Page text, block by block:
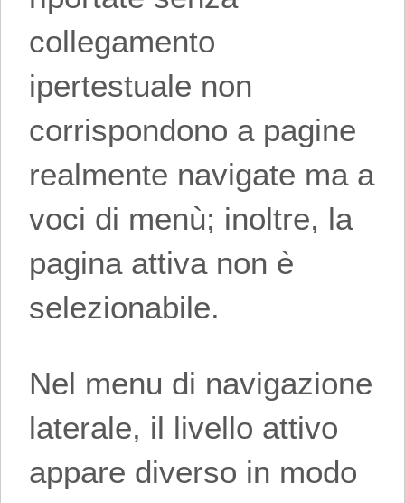
collegamento
ipertestuale non
corrispondono a pagine
realmente navigate ma a
voci di menù; inoltre, la
pagina attiva non è
selezionabile.
Nel menu di navigazione
laterale, il livello attivo
appare diverso in modo